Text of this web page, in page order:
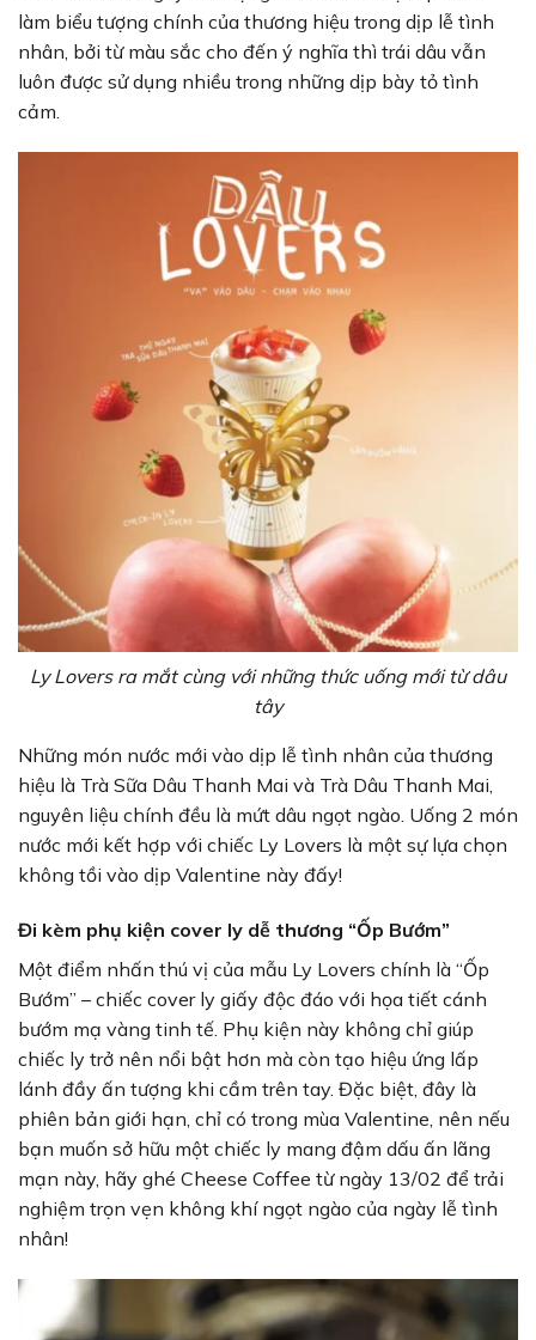
làm biểu tượng chính của thương hiệu trong dịp lễ tình
nhân, bởi từ màu sắc cho đến ý nghĩa thì trái dâu vẫn
luôn được sử dụng nhiều trong những dịp bày tỏ tình
cảm.
Ly Lovers ra mắt cùng với những thức uống mới từ dâu
tây
Những món nước mới vào dịp lễ tình nhân của thương
hiệu là Trà Sữa Dâu Thanh Mai và Trà Dâu Thanh Mai,
nguyên liệu chính đều là mứt dâu ngọt ngào. Uống 2 món
nước mới kết hợp với chiếc Ly Lovers là một sự lựa chọn
không tồi vào dịp Valentine này đấy!
Đi kèm phụ kiện cover ly dễ thương “Ốp Bướm”
Một điểm nhấn thú vị của mẫu Ly Lovers chính là “Ốp
Bướm” – chiếc cover ly giấy độc đáo với họa tiết cánh
bướm mạ vàng tinh tế. Phụ kiện này không chỉ giúp
chiếc ly trở nên nổi bật hơn mà còn tạo hiệu ứng lấp
lánh đầy ấn tượng khi cầm trên tay. Đặc biệt, đây là
phiên bản giới hạn, chỉ có trong mùa Valentine, nên nếu
bạn muốn sở hữu một chiếc ly mang đậm dấu ấn lãng
mạn này, hãy ghé Cheese Coffee từ ngày 13/02 để trải
nghiệm trọn vẹn không khí ngọt ngào của ngày lễ tình
nhân!